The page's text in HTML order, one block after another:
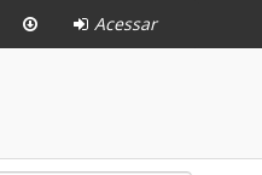
Acessar